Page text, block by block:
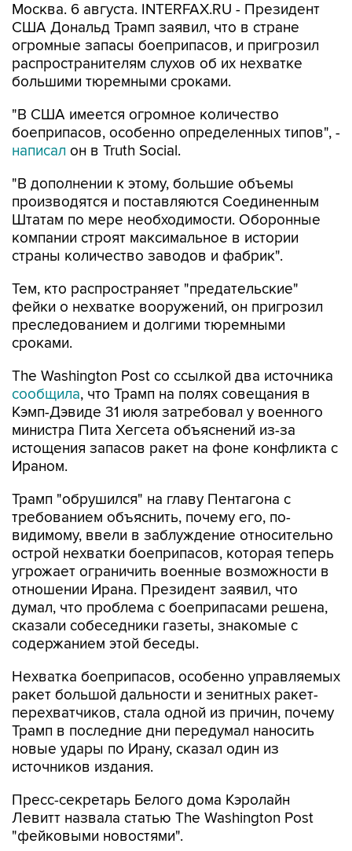
Москва. 6 августа. INTERFAX.RU - Президент
США Дональд Трамп заявил, что в стране
огромные запасы боеприпасов, и пригрозил
распространителям слухов об их нехватке
большими тюремными сроками.
"В США имеется огромное количество
боеприпасов, особенно определенных типов", -
написал он в Truth Social.
"В дополнении к этому, большие объемы
производятся и поставляются Соединенным
Штатам по мере необходимости. Оборонные
компании строят максимальное в истории
страны количество заводов и фабрик".
Тем, кто распространяет "предательские"
фейки о нехватке вооружений, он пригрозил
преследованием и долгими тюремными
сроками.
The Washington Post со ссылкой два источника
сообщила, что Трамп на полях совещания в
Кэмп-Дэвиде 31 июля затребовал у военного
министра Пита Хегсета объяснений из-за
истощения запасов ракет на фоне конфликта с
Ираном.
Трамп "обрушился" на главу Пентагона с
требованием объяснить, почему его, по-
видимому, ввели в заблуждение относительно
острой нехватки боеприпасов, которая теперь
угрожает ограничить военные возможности в
отношении Ирана. Президент заявил, что
думал, что проблема с боеприпасами решена,
сказали собеседники газеты, знакомые с
содержанием этой беседы.
Нехватка боеприпасов, особенно управляемых
ракет большой дальности и зенитных ракет-
перехватчиков, стала одной из причин, почему
Трамп в последние дни передумал наносить
новые удары по Ирану, сказал один из
источников издания.
Пресс-секретарь Белого дома Кэролайн
Левитт назвала статью The Washington Post
"фейковыми новостями".